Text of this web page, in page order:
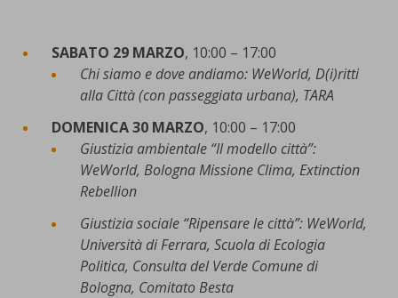
SABATO 29 MARZO, 10:00 – 17:00
Chi siamo e dove andiamo: WeWorld, D(i)ritti
alla Città (con passeggiata urbana), TARA
DOMENICA 30 MARZO, 10:00 – 17:00
Giustizia ambientale “Il modello città”:
WeWorld, Bologna Missione Clima, Extinction
Rebellion
Giustizia sociale “Ripensare le città”: WeWorld,
Università di Ferrara, Scuola di Ecologia
Politica, Consulta del Verde Comune di
Bologna, Comitato Besta